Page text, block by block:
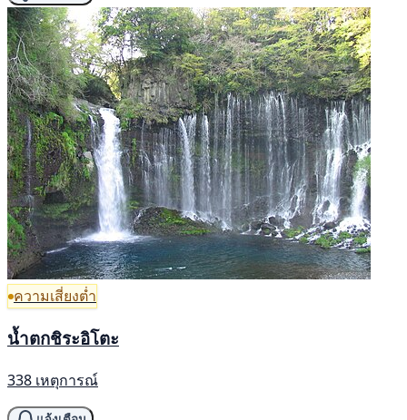
ความเสี่ยงต่ำ
น้ำตกชิระอิโตะ
338 เหตุการณ์